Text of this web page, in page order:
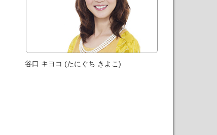
谷口 キヨコ (たにぐち きよこ)